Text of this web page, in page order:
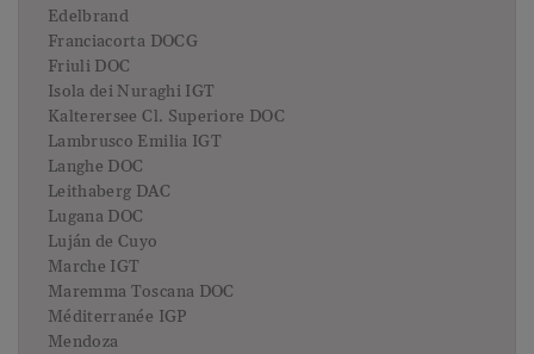
Edelbrand
Franciacorta DOCG
Friuli DOC
Isola dei Nuraghi IGT
Kalterersee Cl. Superiore DOC
Lambrusco Emilia IGT
Langhe DOC
Leithaberg DAC
Lugana DOC
Luján de Cuyo
Marche IGT
Maremma Toscana DOC
Méditerranée IGP
Mendoza